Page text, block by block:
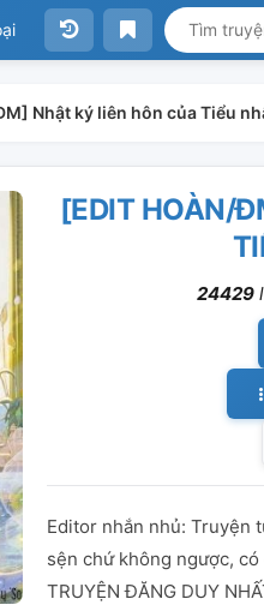
Nhật ký liên hôn của Tiểu
[EDIT HOÀN/
24429
Editor nhắn nhủ: Truyện
sện chứ không ngược, có
TRUYỆN ĐĂNG DUY